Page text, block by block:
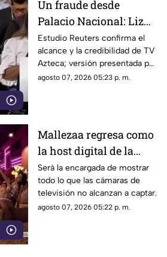
Un fraude desde
Palacio Nacional: Liz
Vilchis intentó
desvirtuar estudio de
Reuters sobre la
credibilidad de TV
Estudio Reuters confirma el
alcance y la credibilidad de TV
Azteca; versión presentada por
Liz Vilchis fue cuestionada al
agosto 07, 2026 05:23 p. m.
Mallezaa regresa como
la host digital de la
segunda temporada de
La Granja VIP
Será la encargada de mostrar
todo lo que las cámaras de
televisión no alcanzan a captar.
agosto 07, 2026 05:22 p. m.